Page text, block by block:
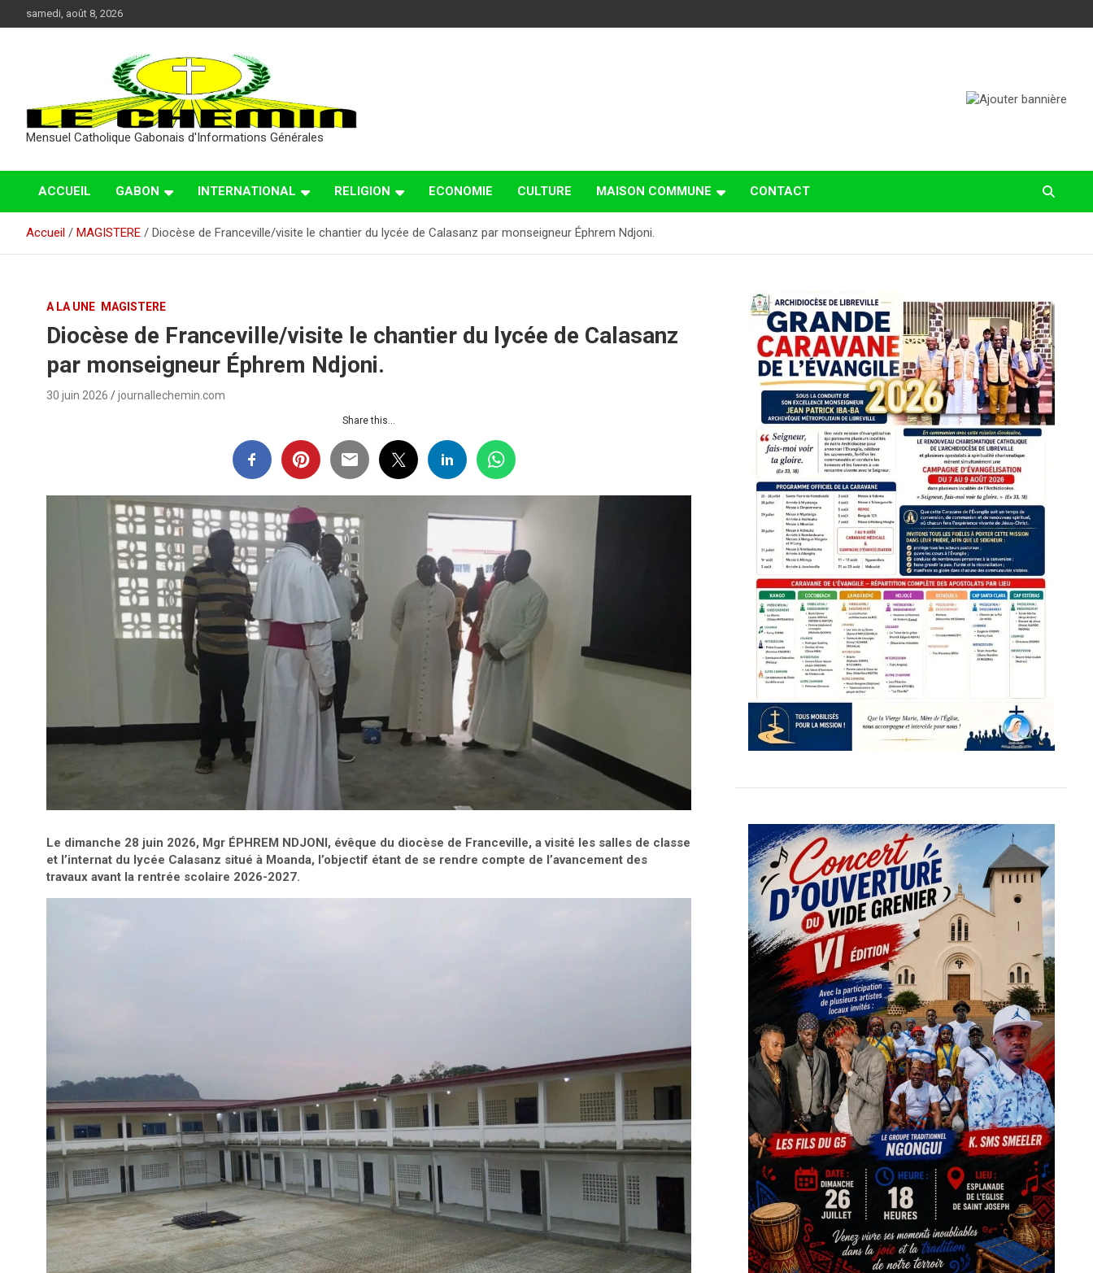
au
samedi, août 8, 2026
Mensuel Catholique Gabonais d'Informations Générales
ACCUEIL GABON INTERNATIONAL RELIGION ECONOMIE CULTURE MAISON COMMUNE CONTACT
Accueil MAGISTERE Diocèse de Franceville/visite le chantier du lycée de Calasanz par monseigneur Éphrem Ndjoni.
A LA UNE MAGISTERE
Diocèse de Franceville/visite le chantier du lycée de Calasanz
par monseigneur Éphrem Ndjoni.
30 juin 2026 journallechemin.com
Share this...
Le dimanche 28 juin 2026, Mgr ÉPHREM NDJONI, évêque du diocèse de Franceville, a visité les salles de classe
et l’internat du lycée Calasanz situé à Moanda, l’objectif étant de se rendre compte de l’avancement des
travaux avant la rentrée scolaire 2026-2027.